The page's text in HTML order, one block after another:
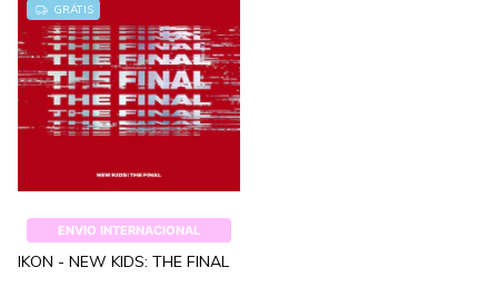
GRÁTIS
ENVIO INTERNACIONAL
IKON - NEW KIDS: THE FINAL